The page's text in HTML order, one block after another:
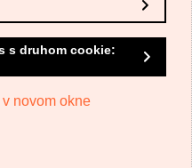
s druhom cookie:
novom okne